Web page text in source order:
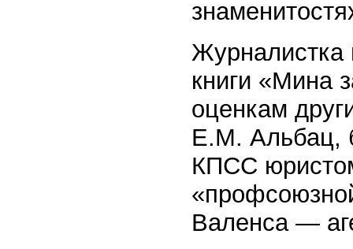
Журналистка
книги «Мина
оценкам
Е.М. Альбац,
КПСС
Валенса —